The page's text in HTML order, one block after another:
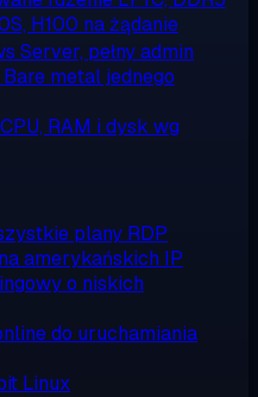
H100 na żądanie
Server, pełny admin
Bare metal jednego
RAM i dysk wg
plany RDP
amerykańskich IP
o niskich
do uruchamiania
Linux